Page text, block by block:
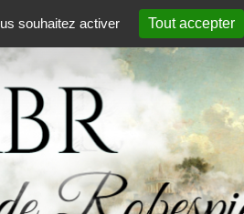
souhaitez activer
Tout accepter